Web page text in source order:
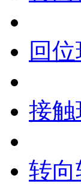
回
接触
转